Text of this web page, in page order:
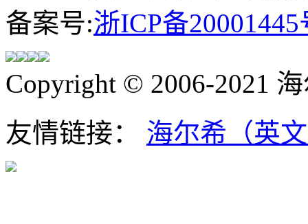
备案号:浙ICP备20001445
Copyright © 2006-2021
友情链接： 海尔希（英